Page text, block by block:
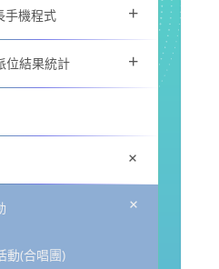
手機程式 +
位結果統計 +
+
+
動(合唱團)